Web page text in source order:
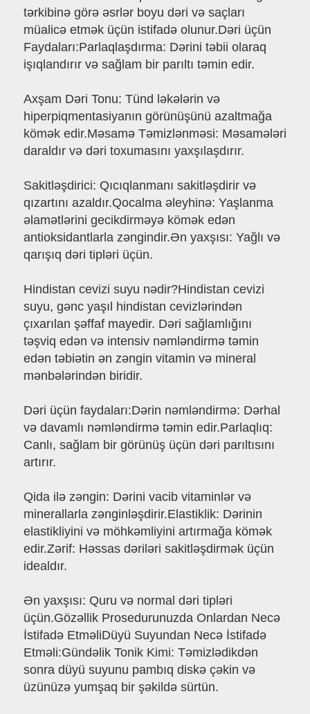
tərkibinə görə əsrlər boyu dəri və saçları
müalicə etmək üçün istifadə olunur.Dəri üçün
Faydaları:Parlaqlaşdırma: Dərini təbii olaraq
işıqlandırır və sağlam bir parıltı təmin edir.
Axşam Dəri Tonu: Tünd ləkələrin və
hiperpiqmentasiyanın görünüşünü azaltmağa
kömək edir.Məsamə Təmizlənməsi: Məsamələri
daraldır və dəri toxumasını yaxşılaşdırır.
Sakitləşdirici: Qıcıqlanmanı sakitləşdirir və
qızartını azaldır.Qocalma əleyhinə: Yaşlanma
əlamətlərini gecikdirməyə kömək edən
antioksidantlarla zəngindir.Ən yaxşısı: Yağlı və
qarışıq dəri tipləri üçün.
Hindistan cevizi suyu nədir?Hindistan cevizi
suyu, gənc yaşıl hindistan cevizlərindən
çıxarılan şəffaf mayedir. Dəri sağlamlığını
təşviq edən və intensiv nəmləndirmə təmin
edən təbiətin ən zəngin vitamin və mineral
mənbələrindən biridir.
Dəri üçün faydaları:Dərin nəmləndirmə: Dərhal
və davamlı nəmləndirmə təmin edir.Parlaqlıq:
Canlı, sağlam bir görünüş üçün dəri parıltısını
artırır.
Qida ilə zəngin: Dərini vacib vitaminlər və
minerallarla zənginləşdirir.Elastiklik: Dərinin
elastikliyini və möhkəmliyini artırmağa kömək
edir.Zərif: Həssas dəriləri sakitləşdirmək üçün
idealdır.
Ən yaxşısı: Quru və normal dəri tipləri
üçün.Gözəllik Prosedurunuzda Onlardan Necə
İstifadə EtməliDüyü Suyundan Necə İstifadə
Etməli:Gündəlik Tonik Kimi: Təmizlədikdən
sonra düyü suyunu pambıq diskə çəkin və
üzünüzə yumşaq bir şəkildə sürtün.